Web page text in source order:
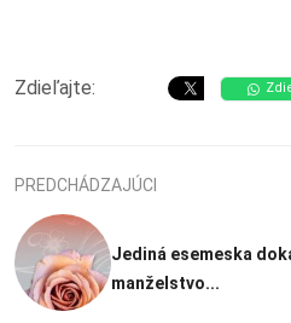
Zdieľajte:
PREDCHÁDZAJÚCI
Jediná esemeska
manželstvo...